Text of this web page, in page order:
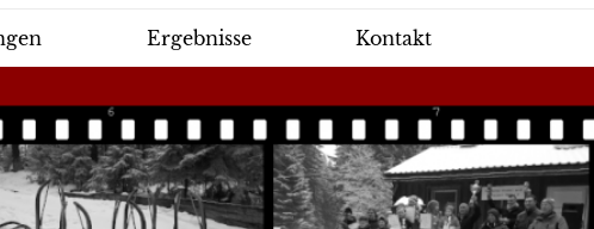
Ergebnisse Kontakt